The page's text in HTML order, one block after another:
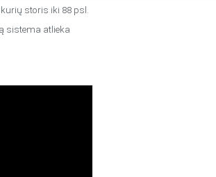
storis iki 88 psl.
sistema atlieka